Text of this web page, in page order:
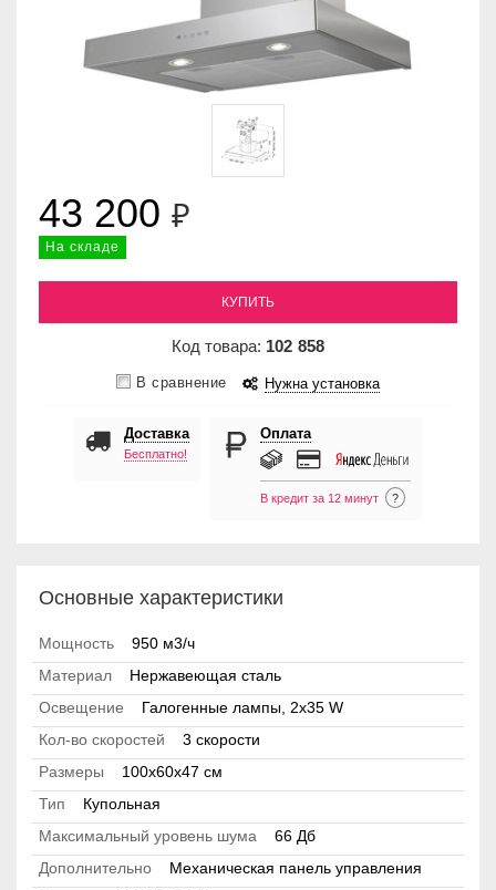
43 200 ₽
На складе
КУПИТЬ
Код товара: 102 858
В сравнение Нужна установка
Доставка
Бесплатно!
Оплата
В кредит за 12 минут ?
Основные характеристики
Мощность
950 м3/ч
Материал
Нержавеющая сталь
Освещение
Галогенные лампы, 2x35 W
Кол-во скоростей
3 скорости
Размеры
100x60x47 см
Тип
Купольная
Максимальный уровень шума
66 Дб
Дополнительно
Механическая панель управления